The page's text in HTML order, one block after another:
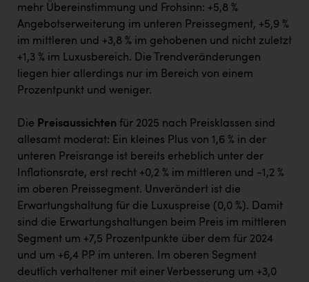
mehr Übereinstimmung und Frohsinn: +5,8 %
Angebotserweiterung im unteren Preissegment, +5,9 %
im mittleren und +3,8 % im gehobenen und nicht zuletzt
+1,3 % im Luxusbereich. Die Trendveränderungen
liegen hier allerdings nur im Bereich von einem
Prozentpunkt und weniger.
Die Preisaussichten für 2025 nach Preisklassen sind
allesamt moderat: Ein kleines Plus von 1,6 % in der
unteren Preisrange ist bereits erheblich unter der
Inflationsrate, erst recht +0,2 % im mittleren und -1,2 %
im oberen Preissegment. Unverändert ist die
Erwartungshaltung für die Luxuspreise (0,0 %). Damit
sind die Erwartungshaltungen beim Preis im mittleren
Segment um +7,5 Prozentpunkte über dem für 2024
und um +6,4 PP im unteren. Im oberen Segment
deutlich verhaltener mit einer Verbesserung um +3,0